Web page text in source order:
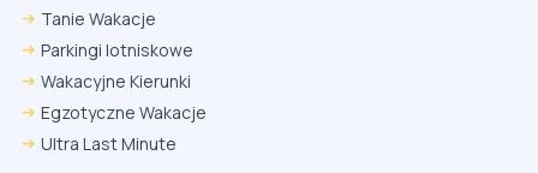
Tanie Wakacje
Parkingi lotniskowe
Wakacyjne Kierunki
Egzotyczne Wakacje
Ultra Last Minute